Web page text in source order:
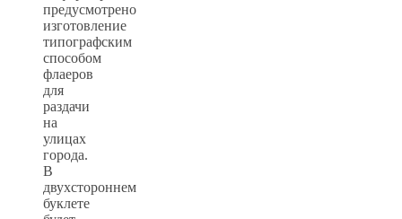
предусмотрено
изготовление
типографским
способом
флаеров
для
раздачи
на
улицах
города.
В
двухстороннем
буклете